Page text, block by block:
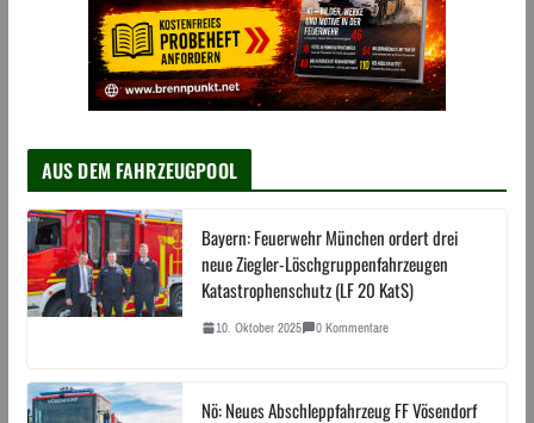
AUS DEM FAHRZEUGPOOL
Bayern: Feuerwehr München ordert drei
neue Ziegler-Löschgruppenfahrzeugen
Katastrophenschutz (LF 20 KatS)
10. Oktober 2025 0 Kommentare
Nö: Neues Abschleppfahrzeug FF Vösendorf